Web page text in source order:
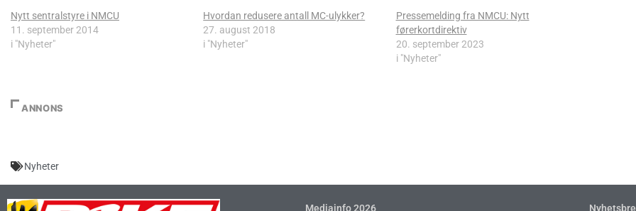
Nytt sentralstyre i NMCU
11. september 2014
i "Nyheter"
Hvordan redusere antall MC-ulykker?
27. august 2018
i "Nyheter"
Pressemelding fra NMCU: Nytt
førerkortdirektiv
20. september 2023
i "Nyheter"
ANNONS
Nyheter
Mediainfo 2026